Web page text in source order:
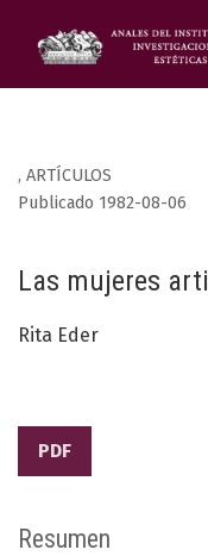
, ARTÍCULOS
Las mujeres
Publicado 1982-08-06
Rita Eder
PDF
Resumen